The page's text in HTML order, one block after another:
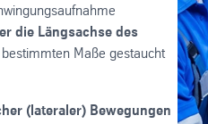
die Längsachse des
Maße gestaucht
(lateraler) Bewegungen